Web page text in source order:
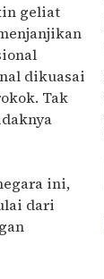
geliat
dikuasai
Tak
ini,
dari